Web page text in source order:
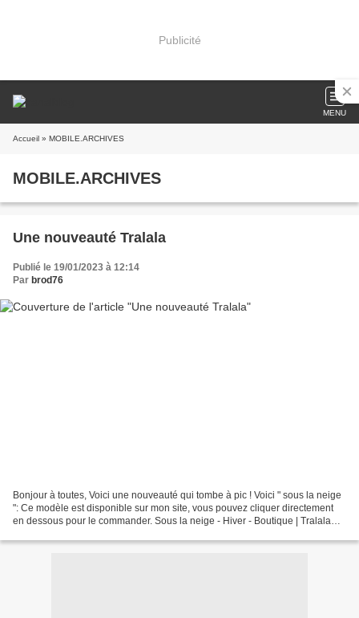
Publicité
MENU
Accueil » MOBILE.ARCHIVES
MOBILE.ARCHIVES
Une nouveauté Tralala
Publié le 19/01/2023 à 12:14
Par brod76
Bonjour à toutes, Voici une nouveauté qui tombe à pic ! Voici " sous la neige
": Ce modèle est disponible sur mon site, vous pouvez cliquer directement
en dessous pour le commander. Sous la neige - Hiver - Boutique | Tralala